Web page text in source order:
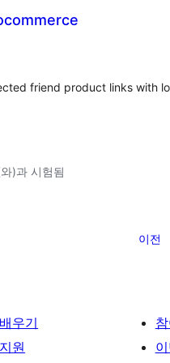
friend product links with
)과 시험됨
이전
배우기
지원